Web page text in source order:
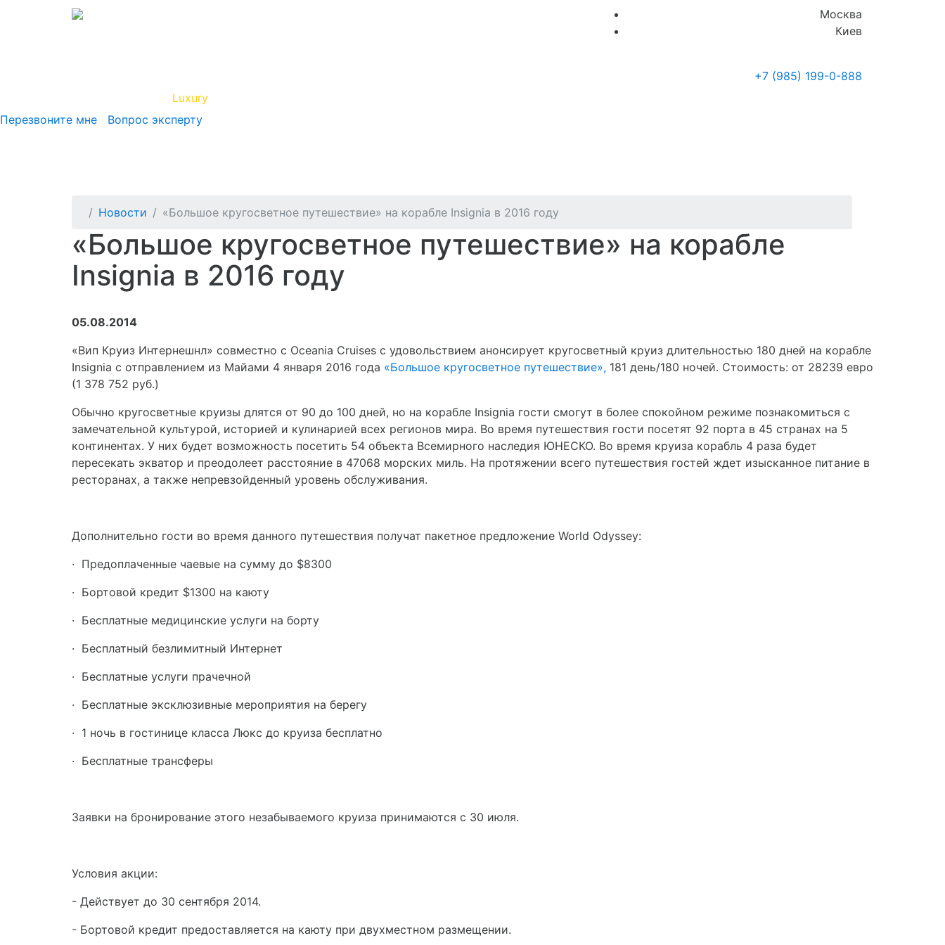
Москва
Киев
+7 (985) 199-0-888
Luxury
Перезвоните мне
Вопрос эксперту
Новости «Большое кругосветное путешествие» на корабле Insignia в 2016 году
«Большое кругосветное путешествие» на корабле
Insignia в 2016 году
05.08.2014
«Вип Круиз Интернешнл» совместно с Oceania Cruises с удовольствием анонсирует кругосветный круиз длительностью 180 дней на корабле
Insignia с отправлением из Майами 4 января 2016 года «Большое кругосветное путешествие», 181 день/180 ночей. Стоимость: от 28239 евро
(1 378 752 руб.)
Обычно кругосветные круизы длятся от 90 до 100 дней, но на корабле Insignia гости смогут в более спокойном режиме познакомиться с
замечательной культурой, историей и кулинарией всех регионов мира. Во время путешествия гости посетят 92 порта в 45 странах на 5
континентах. У них будет возможность посетить 54 объекта Всемирного наследия ЮНЕСКО. Во время круиза корабль 4 раза будет
пересекать экватор и преодолеет расстояние в 47068 морских миль. На протяжении всего путешествия гостей ждет изысканное питание в
ресторанах, а также непревзойденный уровень обслуживания.
Дополнительно гости во время данного путешествия получат пакетное предложение World Odyssey:
· Предоплаченные чаевые на сумму до $8300
· Бортовой кредит $1300 на каюту
· Бесплатные медицинские услуги на борту
· Бесплатный безлимитный Интернет
· Бесплатные услуги прачечной
· Бесплатные эксклюзивные мероприятия на берегу
· 1 ночь в гостинице класса Люкс до круиза бесплатно
· Бесплатные трансферы
Заявки на бронирование этого незабываемого круиза принимаются с 30 июля.
Условия акции:
- Действует до 30 сентября 2014.
- Бортовой кредит предоставляется на каюту при двухместном размещении.